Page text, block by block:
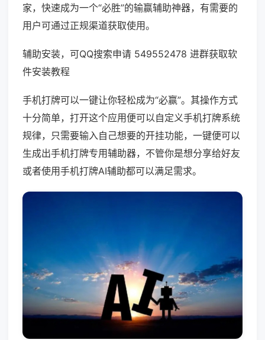
家，快速成为一个“必胜”的输赢辅助神器，有需要的
用户可通过正规渠道获取使用。
辅助安装，可QQ搜索申请 549552478 进群获取软
件安装教程
手机打牌可以一键让你轻松成为“必赢”。其操作方式
十分简单，打开这个应用便可以自定义手机打牌系统
规律，只需要输入自己想要的开挂功能，一键便可以
生成出手机打牌专用辅助器，不管你是想分享给好友
或者使用手机打牌AI辅助都可以满足需求。